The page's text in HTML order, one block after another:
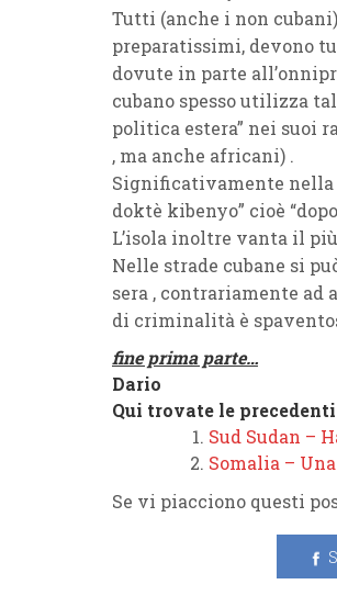
Tutti (anche i non
preparatissimi, devono
dovute in parte
cubano spesso utilizza
politica estera” nei suoi
, ma anche africani) .
Significativamente nella
doktè kibenyo” cioè
L’isola inoltre vanta il
Nelle strade cubane si
sera , contrariamente ad
di criminalità è
fine prima parte…
Dario
Qui trovate le
Sud Sudan –
Somalia –
Se vi piacciono questi